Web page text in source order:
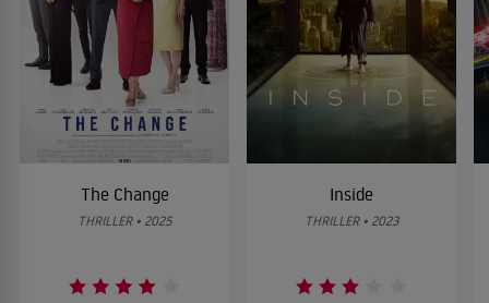
The Change
THRILLER • 2025
Inside
THRILLER • 2023